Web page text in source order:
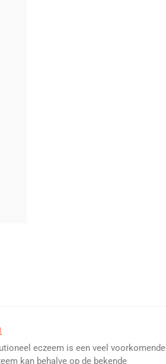
eczeem is een veel voorkomende
kan behalve op de bekende